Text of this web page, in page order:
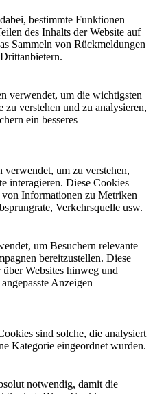
bestimmte Funktionen
des Inhalts der Website auf
Sammeln von Rückmeldungen
verwendet, um die wichtigsten
zu verstehen und zu analysieren,
ein besseres
um zu verstehen,
interagieren. Diese Cookies
Informationen zu Metriken
Verkehrsquelle usw.
um Besuchern relevante
bereitzustellen. Diese
Websites hinweg und
Anzeigen
sind solche, die analysiert
Kategorie eingeordnet wurden.
notwendig, damit die